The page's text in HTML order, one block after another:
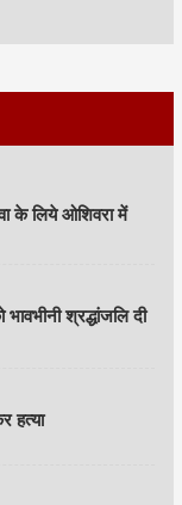
के लिये ओशिवरा में
श्रद्धांजलि दी
हत्या